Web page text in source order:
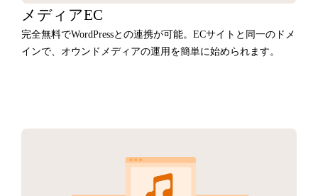
メディアEC
完全無料でWordPressとの連携が可能。ECサイトと同一のドメ
インで、オウンドメディアの運用を簡単に始められます。